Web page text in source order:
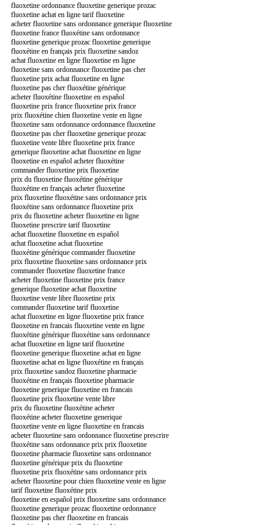
fluoxetine ordonnance fluoxetine generique prozac
fluoxetine achat en ligne tarif fluoxetine
acheter fluoxetine sans ordonnance generique fluoxetine
fluoxetine france fluoxétine sans ordonnance
fluoxetine generique prozac fluoxetine generique
fluoxétine en français prix fluoxetine sandoz
achat fluoxetine en ligne fluoxetine en ligne
fluoxetine sans ordonnance fluoxetine pas cher
fluoxetine prix achat fluoxetine en ligne
fluoxetine pas cher fluoxétine générique
acheter fluoxétine fluoxetine en español
fluoxetine prix france fluoxetine prix france
prix fluoxétine chien fluoxetine vente en ligne
fluoxetine sans ordonnance ordonnance fluoxetine
fluoxetine pas cher fluoxetine generique prozac
fluoxetine vente libre fluoxetine prix france
generique fluoxetine achat fluoxetine en ligne
fluoxetine en español acheter fluoxétine
commander fluoxetine prix fluoxetine
prix du fluoxetine fluoxétine générique
fluoxétine en français acheter fluoxetine
prix fluoxetine fluoxétine sans ordonnance prix
fluoxétine sans ordonnance fluoxetine prix
prix du fluoxetine acheter fluoxetine en ligne
fluoxetine prescrire tarif fluoxetine
achat fluoxetine fluoxetine en español
achat fluoxetine achat fluoxetine
fluoxétine générique commander fluoxetine
prix fluoxetine fluoxetine sans ordonnance prix
commander fluoxetine fluoxetine france
acheter fluoxetine fluoxetine prix france
generique fluoxetine achat fluoxetine
fluoxetine vente libre fluoxetine prix
commander fluoxetine tarif fluoxetine
achat fluoxetine en ligne fluoxetine prix france
fluoxetine en francais fluoxetine vente en ligne
fluoxétine générique fluoxétine sans ordonnance
achat fluoxetine en ligne tarif fluoxetine
fluoxetine generique fluoxetine achat en ligne
fluoxetine achat en ligne fluoxétine en français
prix fluoxetine sandoz fluoxetine pharmacie
fluoxétine en français fluoxetine pharmacie
fluoxetine generique fluoxetine en francais
fluoxetine prix fluoxetine vente libre
prix du fluoxetine fluoxétine acheter
fluoxétine acheter fluoxetine generique
fluoxetine vente en ligne fluoxetine en francais
acheter fluoxetine sans ordonnance fluoxetine prescrire
fluoxétine sans ordonnance prix prix fluoxetine
fluoxetine pharmacie fluoxetine sans ordonnance
fluoxetine générique prix du fluoxetine
fluoxetine prix fluoxétine sans ordonnance prix
acheter fluoxetine pour chien fluoxetine vente en ligne
tarif fluoxetine fluoxétine prix
fluoxetine en español prix fluoxetine sans ordonnance
fluoxetine generique prozac fluoxetine ordonnance
fluoxetine pas cher fluoxetine en francais